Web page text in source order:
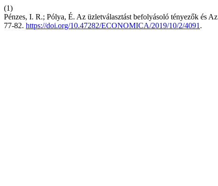
(1)
Pénzes, I. R.; Pólya, É. Az üzletválasztást befolyásoló tényezők és
77-82. https://doi.org/10.47282/ECONOMICA/2019/10/2/4091 .